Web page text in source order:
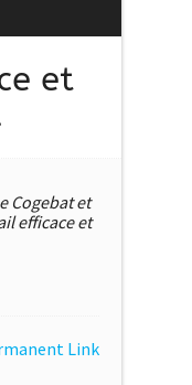
et
Cogebat et
efficace et
Link